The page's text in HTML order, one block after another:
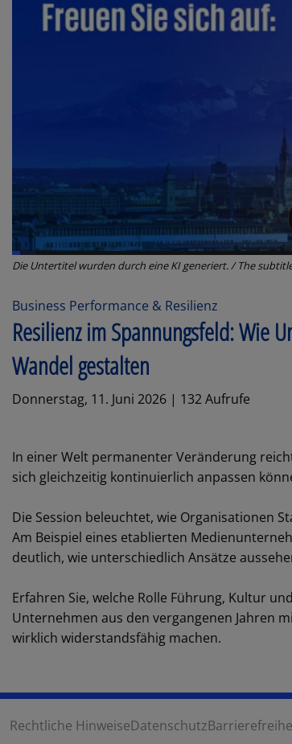
Die Untertitel wurden durch eine KI generiert. / The
Business Performance & Resilienz
Resilienz im Spannungsfeld: Wie
Wandel gestalten
Donnerstag, 11. Juni 2026 | 132 Aufrufe
In einer Welt permanenter Veränderung
sich gleichzeitig kontinuierlich anpassen
Die Session beleuchtet, wie Organisationen
Am Beispiel eines etablierten
deutlich, wie unterschiedlich Ansätze
Erfahren Sie, welche Rolle Führung, Kultur
Unternehmen aus den vergangenen Jahren
wirklich widerstandsfähig machen.
Rechtliche HinweiseDatenschutz